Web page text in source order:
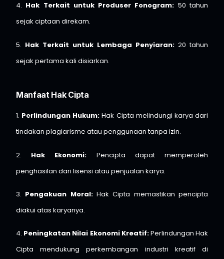
4. Hak Terkait untuk Produser Fonogram: 50 tahun
sejak ciptaan direkam.
5. Hak Terkait untuk Lembaga Penyiaran: 20 tahun
sejak pertama kali disiarkan.
Manfaat Hak Cipta
1. Perlindungan Hukum: Hak Cipta melindungi karya dari
tindakan plagiarisme atau penggunaan tanpa izin.
2. Hak Ekonomi: Pencipta dapat memperoleh
penghasilan dari lisensi atau penjualan karya.
3. Pengakuan Moral:Hak Cipta memastikan pencipta
diakui atas karyanya.
4. Peningkatan Nilai Ekonomi Kreatif:Perlindungan Hak
Cipta mendukung perkembangan industri kreatif di